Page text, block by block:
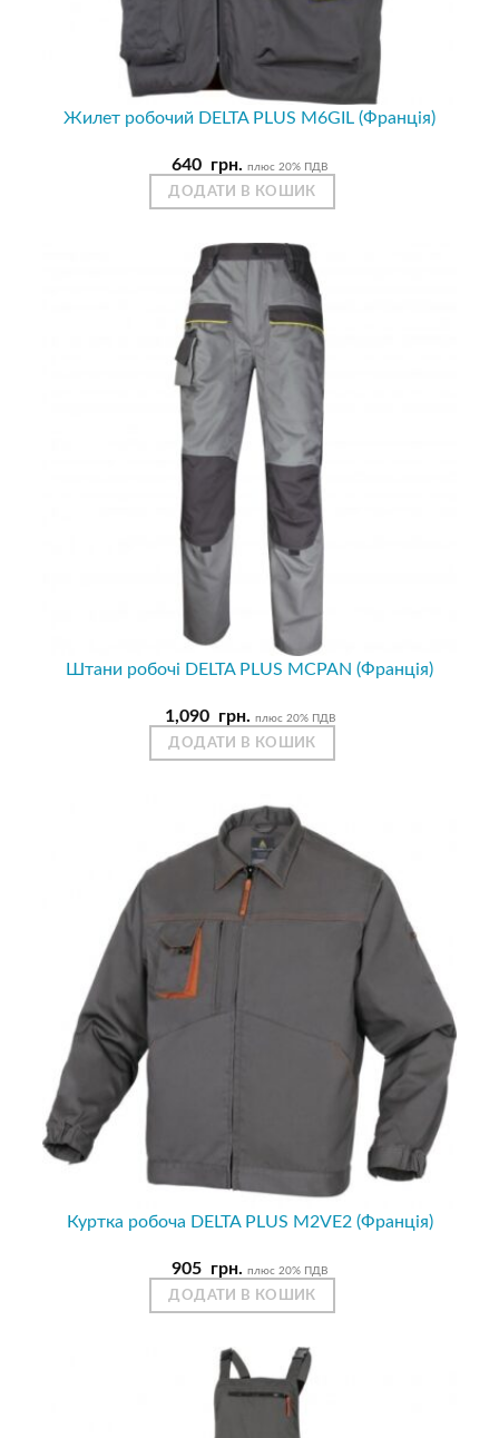
Жилет робочий DELTA PLUS M6GIL (Франція)
640 грн. плюс 20% ПДВ
ДОДАТИ В КОШИК
Штани робочі DELTA PLUS MCPAN (Франція)
1,090 грн. плюс 20% ПДВ
ДОДАТИ В КОШИК
Куртка робоча DELTA PLUS M2VE2 (Франція)
905 грн. плюс 20% ПДВ
ДОДАТИ В КОШИК